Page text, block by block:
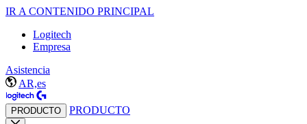
IR A CONTENIDO PRINCIPAL
Logitech
Empresa
Asistencia
AR,es
PRODUCTO PRODUCTO